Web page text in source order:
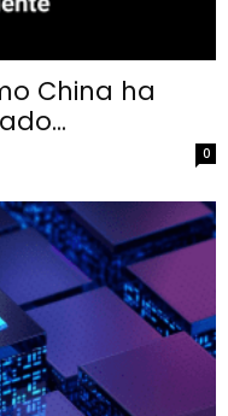
China ha
0